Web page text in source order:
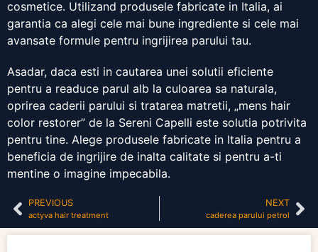
cosmetice. Utilizand produsele fabricate in Italia, ai
garantia ca alegi cele mai bune ingrediente si cele mai
avansate formule pentru ingrijirea parului tau.
Asadar, daca esti in cautarea unei solutii eficiente
pentru a readuce parul alb la culoarea sa naturala,
oprirea caderii parului si tratarea matretii, „mens hair
color restorer” de la Sereni Capelli este solutia potrivita
pentru tine. Alege produsele fabricate in Italia pentru a
beneficia de ingrijire de inalta calitate si pentru a-ti
mentine o imagine impecabila.
PREVIOUS
actyva hair treatment
NEXT
caderea parului petrol